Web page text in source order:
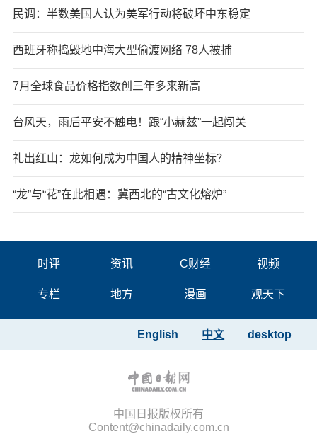
民调：半数美国人认为美军行动将破坏中东稳定
西班牙称捣毁地中海大型偷渡网络 78人被捕
7月全球食品价格指数创三年多来新高
台风天，雨后平安不触电！跟“小赫兹”一起闯关
礼出红山：龙如何成为中国人的精神坐标？
“龙”与“花”在此相遇：冀西北的“古文化熔炉”
时评 资讯 C财经 视频
专栏 地方 漫画 观天下
desktop
中文
English
中国日报版权所有
Content@chinadaily.com.cn